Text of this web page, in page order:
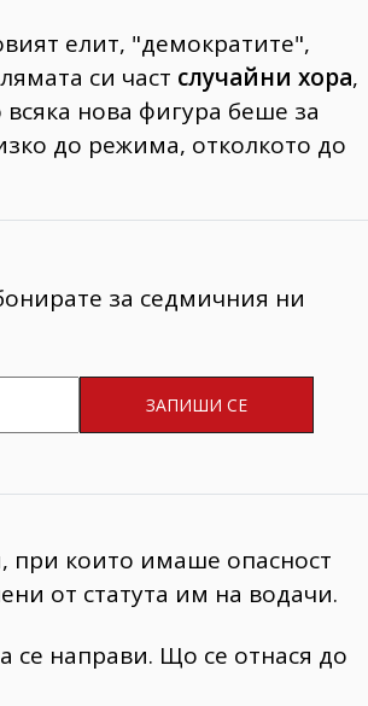
елит, "демократите",
си част случайни хора,
нова фигура беше за
до режима, отколкото до
за седмичния ни
при които имаше опасност
от статута им на водачи.
се направи. Що се отнася до